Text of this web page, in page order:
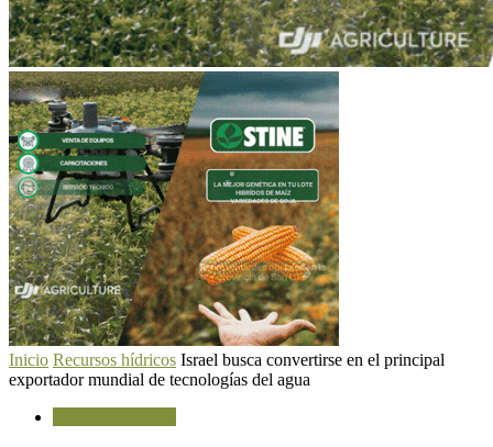
Inicio Recursos hídricos Israel busca convertirse en el principal
exportador mundial de tecnologías del agua